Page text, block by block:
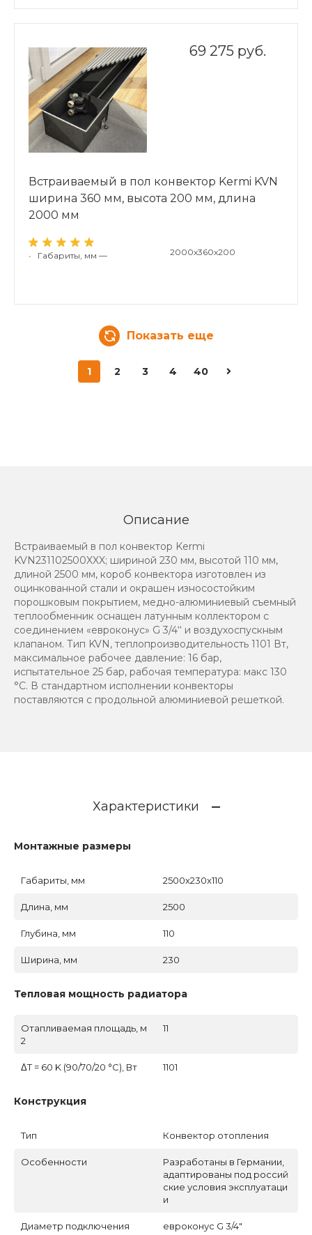
69 275 руб.
Встраиваемый в пол конвектор Kermi KVN
ширина 360 мм, высота 200 мм, длина
2000 мм
• Габариты, мм — 2000x360x200
Показать еще
1 2 3 4 40
Описание
Встраиваемый в пол конвектор Kermi
KVN231102500XXX; шириной 230 мм, высотой 110 мм,
длиной 2500 мм, короб конвектора изготовлен из
оцинкованной стали и окрашен износостойким
порошковым покрытием, медно-алюминиевый съемный
теплообменник оснащен латунным коллектором с
соединением «евроконус» G 3/4‘‘ и воздухоспускным
клапаном. Тип KVN, теплопроизводительность 1101 Вт,
максимальное рабочее давление: 16 бар,
испытательное 25 бар, рабочая температура: макс 130
°C. В стандартном исполнении конвекторы
поставляются с продольной алюминиевой решеткой.
Характеристики
Монтажные размеры
Габариты, мм 2500x230x110
Длина, мм 2500
Глубина, мм 110
Ширина, мм 230
Тепловая мощность радиатора
Отапливаемая площадь, м
2
11
ΔT = 60 K (90/70/20 °C), Вт 1101
Конструкция
Тип Конвектор отопления
Особенности
Разработаны в Германии,
адаптированы под россий
ские условия эксплуатаци
и
Диаметр подключения евроконус G 3/4"